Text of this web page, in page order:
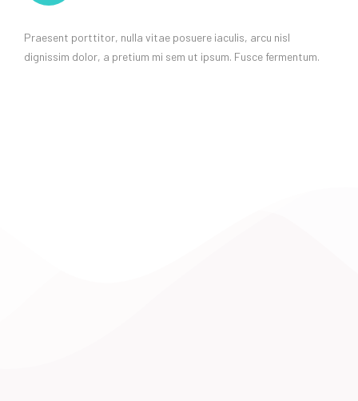
Praesent porttitor, nulla vitae posuere iaculis, arcu nisl
dignissim dolor, a pretium mi sem ut ipsum. Fusce fermentum.